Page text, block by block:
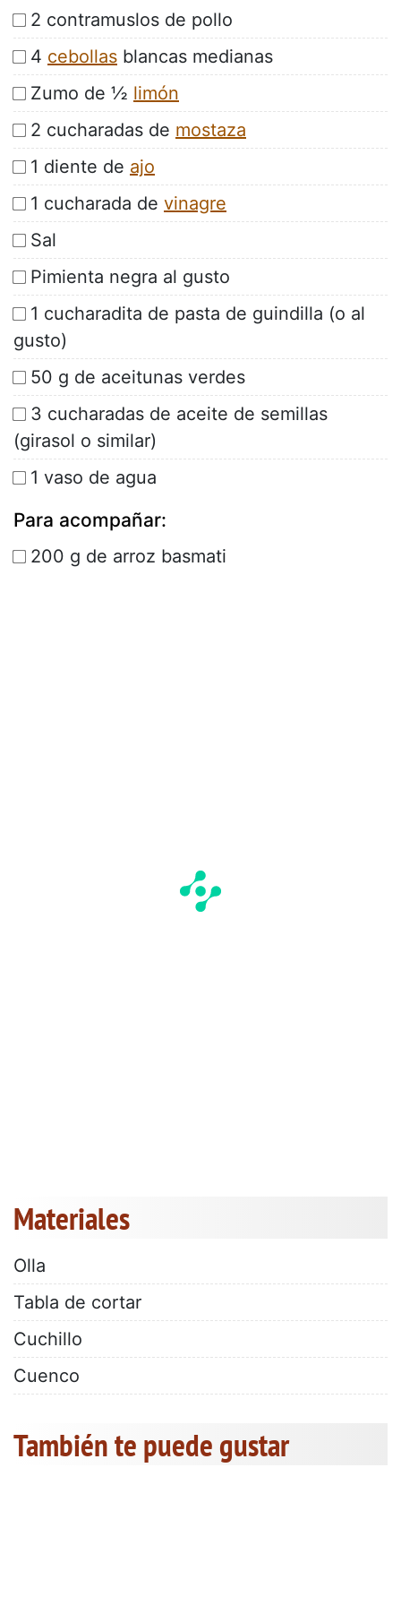
2 contramuslos de pollo
4 cebollas blancas medianas
Zumo de ½ limón
2 cucharadas de mostaza
1 diente de ajo
1 cucharada de vinagre
Sal
Pimienta negra al gusto
1 cucharadita de pasta de guindilla (o al
gusto)
50 g de aceitunas verdes
3 cucharadas de aceite de semillas
(girasol o similar)
1 vaso de agua
Para acompañar:
200 g de arroz basmati
Materiales
Olla
Tabla de cortar
Cuchillo
Cuenco
También te puede gustar